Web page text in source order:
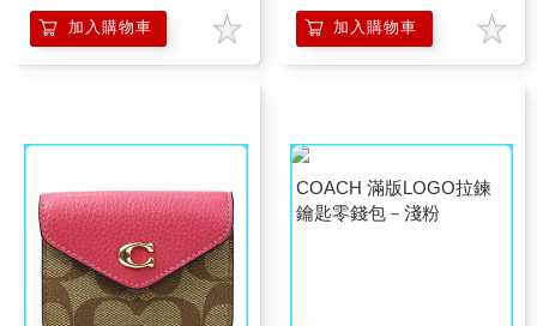
加入購物車 加入購物車
COACH 滿版LOGO拉鍊
鑰匙零錢包－淺粉